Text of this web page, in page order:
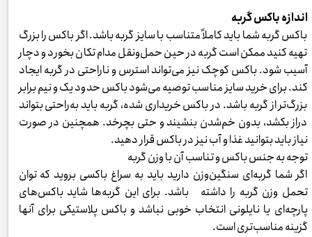
اندازه باکس گربه
باکس گربه شما باید کاملاً متناسب با سایز گربه باشد. اگر باکس را بزرگ
تهیه کنید ممکن است گربه در حین حمل‌ونقل مدام تکان بخورد و دچار
آسیب شود. باکس کوچک نیز می‌تواند استرس و ناراحتی در گربه ایجاد
کند. برای خرید سایز مناسب توصیه می‌شود باکس حدود یک و نیم برابر
بزرگ‌تر از گربه باشد. در باکس خریداری شده، گربه باید به‌راحتی بتواند
دراز بکشد، بدون خم‌شدن بنشیند و حتی بچرخد. همچنین در صورت
نیاز باید بتوانید غذا و آب نیز در باکس قرار دهید.
توجه به جنس باکس و تناسب آن با وزن گربه
اگر شما گربه‌ای سنگین‌وزن دارید باید به سراغ باکسی بروید که توان
تحمل وزن گربه را داشته باشد. برای این گربه‌ها شاید باکس‌های
پارچه‌ای یا نایلونی انتخاب خوبی نباشد و باکس پلاستیکی برای آنها
گزینه مناسب‌تری است.